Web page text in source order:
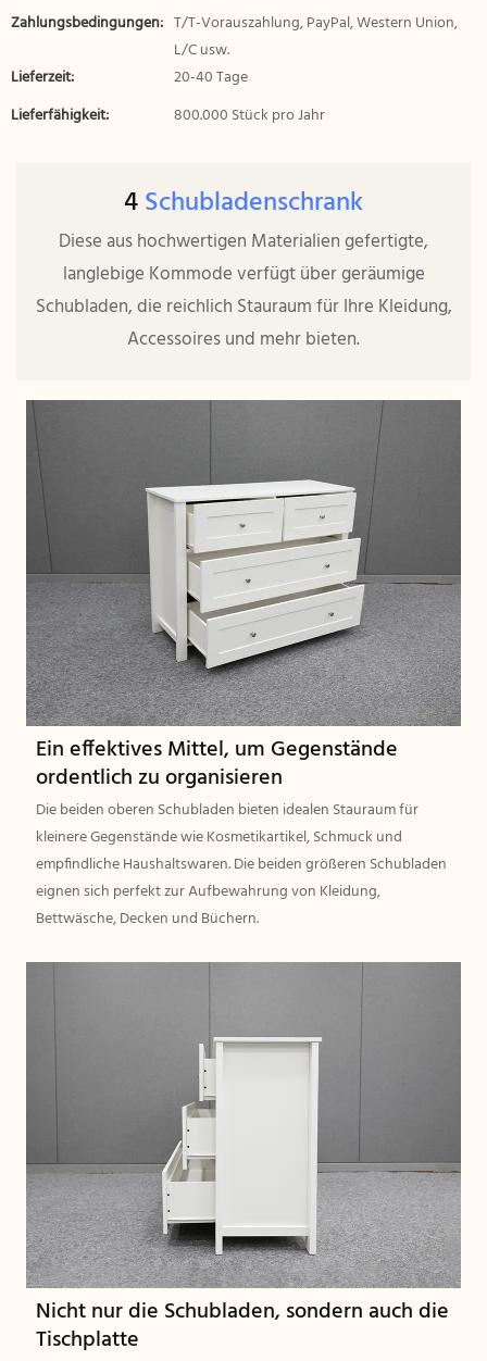
Zahlungsbedingungen: T/T-Vorauszahlung, PayPal, Western Union,
L/C usw.
Lieferzeit:
20-40 Tage
Lieferfähigkeit:
800.000 Stück pro Jahr
4Schubladenschrank
Diese aus hochwertigen Materialien gefertigte,
langlebige Kommode verfügt über geräumige
Schubladen, die reichlich Stauraum für Ihre Kleidung,
Accessoires und mehr bieten.
Ein effektives Mittel, um Gegenstände
ordentlich zu organisieren
Die beiden oberen Schubladen bieten idealen Stauraum für
kleinere Gegenstände wie Kosmetikartikel, Schmuck und
empfindliche Haushaltswaren. Die beiden größeren Schubladen
eignen sich perfekt zur Aufbewahrung von Kleidung,
Bettwäsche, Decken und Büchern.
Nicht nur die Schubladen, sondern auch die
Tischplatte